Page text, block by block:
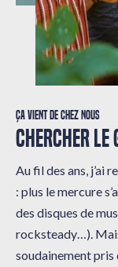
Ça vient de chez nous
CHERCHER LE
Au fil des ans, j’ai
: plus le mercure
des disques de
rocksteady…).
soudainement pris